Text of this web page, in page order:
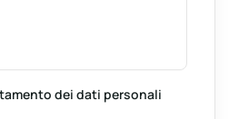
dei dati personali